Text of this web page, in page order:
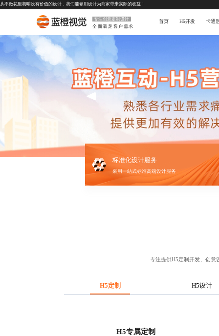
从不做花里胡哨没有价值的设计，我们能够用设计为商家带来实际的收益！
专注创意定制设计
全面满足客户需求
首页 H5开发 卡通
标准化设计服务
采用一站式标准高端设计服务
专注提供H5定制开发 、创
H5定制 H5设计
H5专属定制